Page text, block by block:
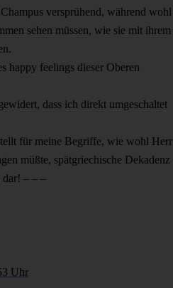
versprühend, während wohl
sehen müssen, wie sie mit ihrem
happy feelings dieser Oberen
dass ich direkt umgeschaltet
für meine Begriffe, wie wohl Herr
müßte, spätgriechische Dekadenz
dar! – – –
Uhr